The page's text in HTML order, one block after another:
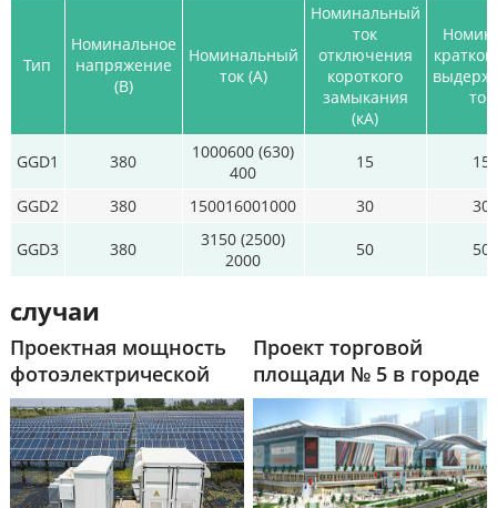
Тип
Номинальное
напряжение
(В)
Номинальный
ток (А)
Номинальный
ток
отключения
короткого
замыкания
(кА)
GGD1 380
1000600 (630)
400
15 15
GGD2 380 150016001000 30 30
GGD3 380
3150 (2500)
2000
50 50
случаи
Проектная мощность
фотоэлектрической
станции «Пик Ючжоу»
Проект торговой
площади № 5 в городе
Хуанань